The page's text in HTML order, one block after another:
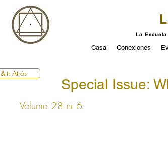
La
Casa Conexiones
&lt; Atrás
Special Issue:
Volume 28 nr 6